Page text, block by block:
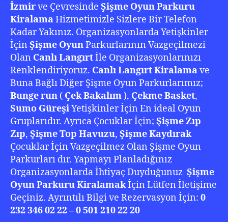
İzmirve Çevresinde Şişme Oyun Parkuru
KiralamaHizmetimizle Sizlere Bir Telefon
Kadar Yakınız. Organizasyonlarda Yetişkinler
İçin Şişme OyunParkurlarının Vazgeçilmezi
Olan Canlı Langırtİle Organizasyonlarınızı
Renklendiriyoruz. Canlı Langırt Kiralamave
Buna Bağlı Diğer Şişme Oyun Parkurlarımız;
Bunge run ( Çek Bakalım), Çekme Basket,
Sumo GüreşiYetişkinler İçin En ideal Oyun
Gruplarıdır. Ayrıca Çocuklar İçin; Şişme Zıp
Zıp, Şişme Top Havuzu, Şişme Kaydırak
Çocuklar İçin Vazgeçilmez Olan Şişme Oyun
Parkurları dır. Yapmayı Planladığınız
Organizasyonlarda İhtiyaç Duyduğunuz Şişme
Oyun Parkuru Kiralamakİçin Lütfen İletişime
Geçiniz. Ayrıntılı Bilgi ve Rezervasyon İçin: 0
232 346 02 22 – 0 501 210 22 20